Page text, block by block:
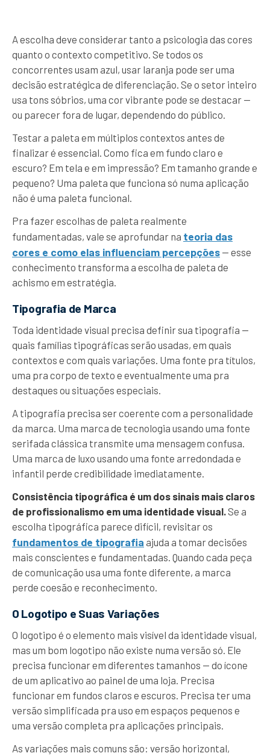
A escolha deve considerar tanto a psicologia das cores
quanto o contexto competitivo. Se todos os
concorrentes usam azul, usar laranja pode ser uma
decisão estratégica de diferenciação. Se o setor inteiro
usa tons sóbrios, uma cor vibrante pode se destacar —
ou parecer fora de lugar, dependendo do público.
Testar a paleta em múltiplos contextos antes de
finalizar é essencial. Como fica em fundo claro e
escuro? Em tela e em impressão? Em tamanho grande e
pequeno? Uma paleta que funciona só numa aplicação
não é uma paleta funcional.
Pra fazer escolhas de paleta realmente
fundamentadas, vale se aprofundar na teoria das
cores e como elas influenciam percepções — esse
conhecimento transforma a escolha de paleta de
achismo em estratégia.
Tipografia de Marca
Toda identidade visual precisa definir sua tipografia —
quais famílias tipográficas serão usadas, em quais
contextos e com quais variações. Uma fonte pra títulos,
uma pra corpo de texto e eventualmente uma pra
destaques ou situações especiais.
A tipografia precisa ser coerente com a personalidade
da marca. Uma marca de tecnologia usando uma fonte
serifada clássica transmite uma mensagem confusa.
Uma marca de luxo usando uma fonte arredondada e
infantil perde credibilidade imediatamente.
Consistência tipográfica é um dos sinais mais claros
de profissionalismo em uma identidade visual. Se a
escolha tipográfica parece difícil, revisitar os
fundamentos de tipografia ajuda a tomar decisões
mais conscientes e fundamentadas. Quando cada peça
de comunicação usa uma fonte diferente, a marca
perde coesão e reconhecimento.
O Logotipo e Suas Variações
O logotipo é o elemento mais visível da identidade visual,
mas um bom logotipo não existe numa versão só. Ele
precisa funcionar em diferentes tamanhos — do ícone
de um aplicativo ao painel de uma loja. Precisa
funcionar em fundos claros e escuros. Precisa ter uma
versão simplificada pra uso em espaços pequenos e
uma versão completa pra aplicações principais.
As variações mais comuns são: versão horizontal,